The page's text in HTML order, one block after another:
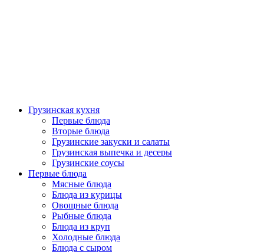
Грузинская кухня
Первые блюда
Вторые блюда
Грузинские закуски и салаты
Грузинская выпечка и десеры
Грузинские соусы
Первые блюда
Мясные блюда
Блюда из курицы
Овощные блюда
Рыбные блюда
Блюда из круп
Холодные блюда
Блюда с сыром